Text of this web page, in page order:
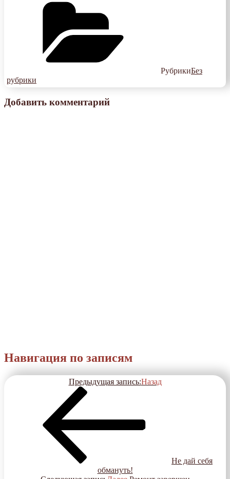
РубрикиБез
рубрики
Добавить комментарий
Навигация по записям
Предыдущая запись:Назад
Не дай себя
обмануть!